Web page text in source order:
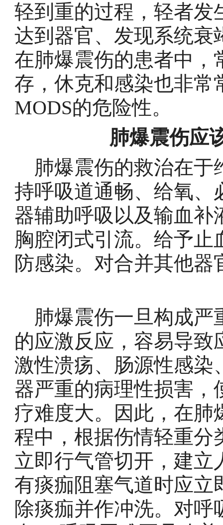
轻到重的过程，轻者发
达到器官、发现系统衰
在肺爆震伤的患者中，
存，休克和感染也非常
MODS的危险性。
肺爆震伤
肺爆震伤的救治在于
持呼吸道通畅、给氧、
器辅助呼吸以及输血补
胸腔闭式引流。给予
防感染。对合并其他
肺爆震伤一旦构成严
的应激反应，容易导
激性溃疡、肠源性感染
器严重的病理性损害，
疗难度大。因此，在肺
程中，根据伤情轻重分
立即行气管切开，建立
有痰痂阻塞气道时应立
除痰痂并作冲洗。对